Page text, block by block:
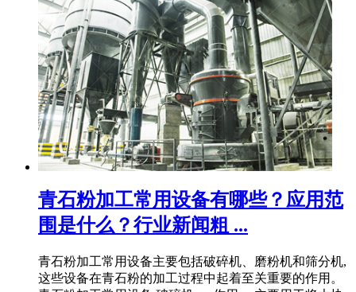
青石粉加工常用设备有哪些？应用范
围是什么？行业新闻粗 ...
青石粉加工常用设备主要包括破碎机、磨粉机和筛分机,
这些设备在青石粉的加工过程中起着至关重要的作用。